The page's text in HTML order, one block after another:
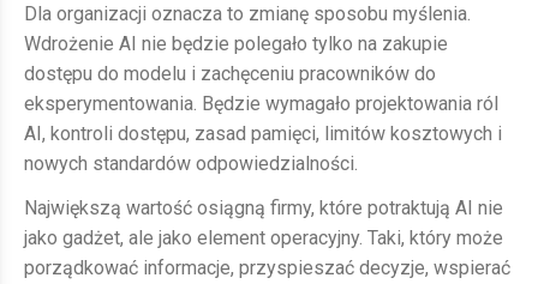
Dla organizacji oznacza to zmianę sposobu myślenia.
Wdrożenie AI nie będzie polegało tylko na zakupie
dostępu do modelu i zachęceniu pracowników do
eksperymentowania. Będzie wymagało projektowania ról
AI, kontroli dostępu, zasad pamięci, limitów kosztowych i
nowych standardów odpowiedzialności.
Największą wartość osiągną firmy, które potraktują AI nie
jako gadżet, ale jako element operacyjny. Taki, który może
porządkować informacje, przyspieszać decyzje, wspierać